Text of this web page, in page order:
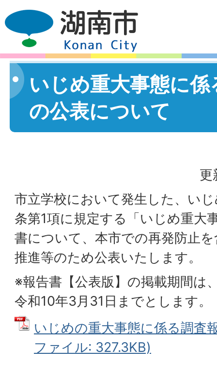
いじめ重大事態に
の公表について
更
市立学校において発生した、い
条第1項に規定する「いじめ重大
書について、本市での再発防止
推進等のため公表いたします。
※報告書【公表版】の掲載期間は
令和10年3月31日までとします。
いじめの重大事態に係る調査
ファイル: 327.3KB)